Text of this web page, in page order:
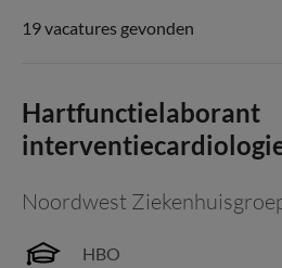
19 vacatures gevonden
Hartfunctielaborant
Noordwest
HBO